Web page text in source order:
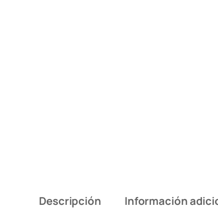
Descripción Información